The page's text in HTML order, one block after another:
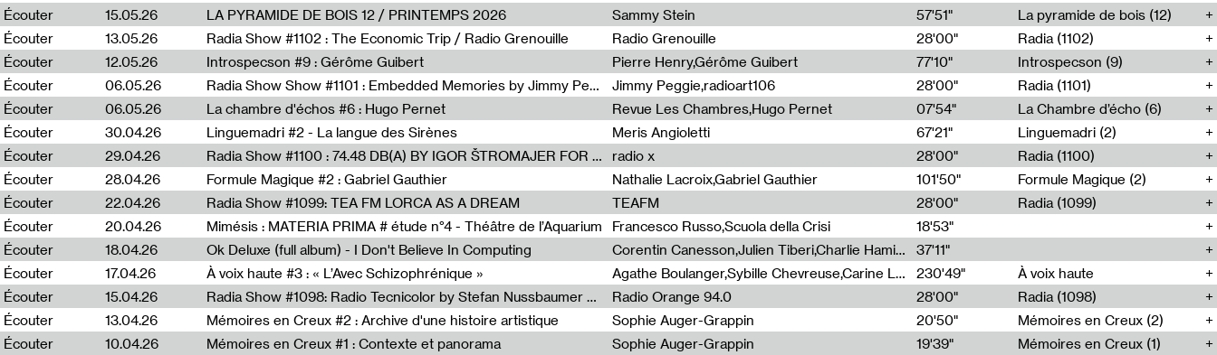
Écouter
15.05.26 LA PYRAMIDE DE BOIS 12 / PRINTEMPS 2026 Sammy Stein 57'51"
La pyramide de bois (12)
Écouter
13.05.26 Radia Show #1102 : The Economic Trip / Radio Grenouille Radio Grenouille 28'00"
Radia (1102)
Écouter
12.05.26 Introspecson #9 : Gérôme Guibert Pierre Henry,Gérôme Guibert 77'10"
Introspecson (9)
Écouter
06.05.26 Radia Show Show #1101 : Embedded Memories by Jimmy Peggie / radioart106 Jimmy Peggie,radioart106 28'00"
Radia (1101)
Écouter
06.05.26 La chambre d'échos #6 : Hugo Pernet Revue Les Chambres,Hugo Pernet 07'54"
La Chambre d’écho (6)
Écouter
30.04.26 Linguemadri #2 - La langue des Sirènes Meris Angioletti 67'21"
Linguemadri (2)
Écouter
29.04.26 Radia Show #1100 : 74.48 DB(A) BY IGOR ŠTROMAJER FOR RADIO X radio x 28'00"
Radia (1100)
Écouter
28.04.26 Formule Magique #2 : Gabriel Gauthier Nathalie Lacroix,Gabriel Gauthier 101'50"
Formule Magique (2)
Écouter
22.04.26 Radia Show #1099: TEA FM LORCA AS A DREAM TEAFM 28'00"
Radia (1099)
Écouter
20.04.26 Mimésis : MATERIA PRIMA # étude n°4 - Théâtre de l’Aquarium Francesco Russo,Scuola della Crisi
18'53"
Écouter
18.04.26 Ok Deluxe (full album) - I Don't Believe In Computing Corentin Canesson,Julien Tiberi,Charlie Hamish Jeffery
37'11"
Écouter
17.04.26 À voix haute #3 : « L’Avec Schizophrénique » Agathe Boulanger,Sybille Chevreuse,Carine Lendrin,Léna Monnier,Graziela Susin,Camille Zuber 230'49"
À voix haute
Écouter
15.04.26 Radia Show #1098: Radio Tecnicolor by Stefan Nussbaumer & Georg Zichy (Radio Orange 94.0) Radio Orange 94.0 28'00"
Radia (1098)
Écouter
13.04.26 Mémoires en Creux #2 : Archive d'une histoire artistique Sophie Auger-Grappin 20'50"
Mémoires en Creux (2)
Écouter
10.04.26 Mémoires en Creux #1 : Contexte et panorama Sophie Auger-Grappin 19'39"
Mémoires en Creux (1)